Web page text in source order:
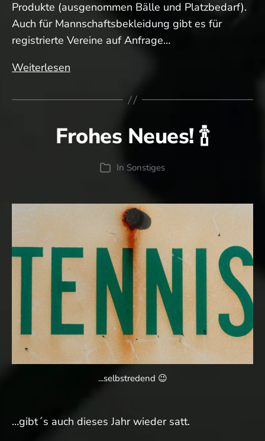
Produkte (ausgenommen Bälle und Platzbedarf).
Auch für Mannschaftsbekleidung gibt es für
registrierte Vereine auf Anfrage…
Weiterlesen
Vereins-
bei
Warehouse
Frohes Neues! 🍾
Kategorien
In Sonstiges
...selbstredend 😉
…gibt´s auch dieses Jahr wieder satt.